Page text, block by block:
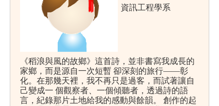
資訊工程學系
《稻浪與風的故鄉》這首詩，並非書寫我成長的
家鄉，而是源自一次短暫 卻深刻的旅行——彰
化。在那幾天裡，我不再只是過客，而試著讓自
己變成一 個觀察者、一個傾聽者，透過詩的語
言，紀錄那片土地給我的感動與餘韻。 創作的起